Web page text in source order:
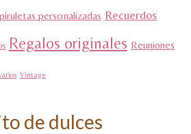
piruletas personalizadas Recuerdos
Regalos originales Reuniones
Vintage
de dulces